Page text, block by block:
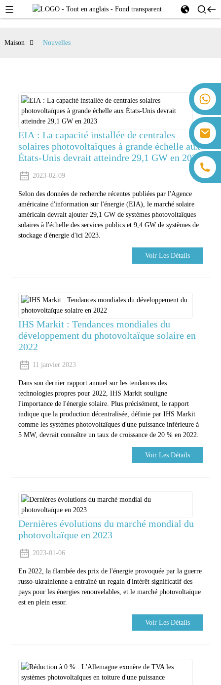
+86 13559179905 Sally Chen
+86 18350266301 Iris Hong
+86 18806057002 Sanborn Guo
sales@farsunpv.com
sanborn.guo@farsunpv.com
Maison Nouvelles
EIA : La capacité installée de centrales
solaires photovoltaïques à grande échelle aux
États-Unis devrait atteindre 29,1 GW en 2023
2023-02-09
Selon des données de recherche récentes publiées par l'Agence
américaine d'information sur l'énergie (EIA), le marché solaire
américain devrait ajouter 29,1 GW de systèmes photovoltaïques
solaires à l'échelle des services publics et 9,4 GW de systèmes de
stockage d'énergie d'ici 2023.
Voir Les Détails
IHS Markit : Tendances mondiales du
développement du photovoltaïque solaire en
2022
11 janvier 2023
Dans son dernier rapport annuel sur les tendances des
technologies propres pour 2022, IHS Markit souligne
l'importance de l'énergie solaire. Plus précisément, le rapport
indique que la production décentralisée, définie par IHS Markit
comme les systèmes photovoltaïques d'une puissance inférieure à
5 MW, devrait connaître un taux de croissance de 20 % en 2022.
Voir Les Détails
Dernières évolutions du marché mondial du
photovoltaïque en 2023
2023-01-06
En 2022, la flambée des prix de l'énergie provoquée par la guerre
russo-ukrainienne a entraîné un regain d'intérêt significatif des
pays pour les énergies renouvelables, et le marché photovoltaïque
est en plein essor.
Voir Les Détails